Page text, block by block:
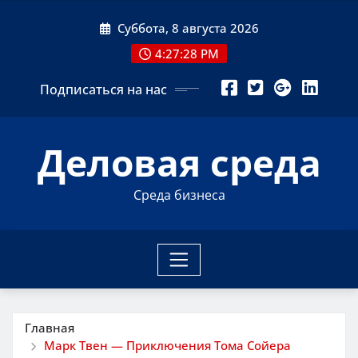
Суббота, 8 августа 2026
4:27:28 PM
Подписаться на нас
Деловая среда
Среда бизнеса
Главная
Марк Твен — Приключения Тома Сойера